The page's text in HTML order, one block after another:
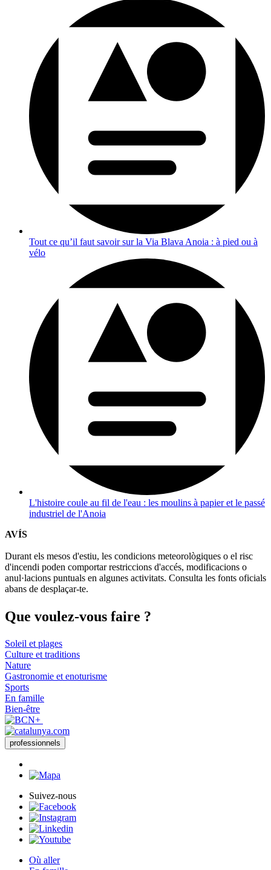
Tout ce qu’il faut savoir sur la Via Blava Anoia : à pied ou à
vélo
L'histoire coule au fil de l'eau : les moulins à papier et le passé
industriel de l'Anoia
AVÍS
Durant els mesos d'estiu, les condicions meteorològiques o el risc
d'incendi poden comportar restriccions d'accés, modificacions o
anul·lacions puntuals en algunes activitats. Consulta les fonts oficials
abans de desplaçar-te.
Que voulez-vous faire ?
Soleil et plages
Culture et traditions
Nature
Gastronomie et enoturisme
Sports
En famille
Bien-être
professionnels
Suivez-nous
Où aller